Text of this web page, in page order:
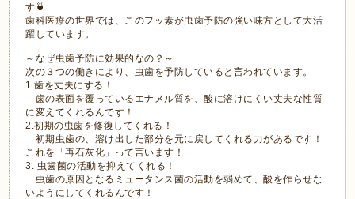
す🍵
歯科医療の世界では、このフッ素が虫歯予防の強い味方として大活
躍しています。
～なぜ虫歯予防に効果的なの？～
次の３つの働きにより、虫歯を予防していると言われています。
1.歯を丈夫にする！
歯の表面を覆っているエナメル質を、酸に溶けにくい丈夫な性質
に変えてくれるんです！
2.初期の虫歯を修復してくれる！
初期虫歯の、溶け出した部分を元に戻してくれる力があるです！
これを「再石灰化」って言います！
3. 虫歯菌の活動を抑えてくれる！
虫歯の原因となるミュータンス菌の活動を弱めて、酸を作らせな
いようにしてくれるんです！